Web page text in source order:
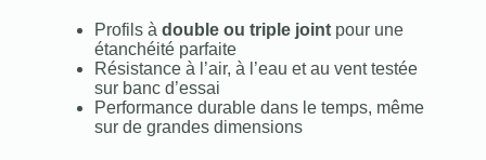
Profils à double ou triple jointpour une
étanchéité parfaite
Résistance à l’air, à l’eau et au vent testée
sur banc d’essai
Performance durable dans le temps, même
sur de grandes dimensions